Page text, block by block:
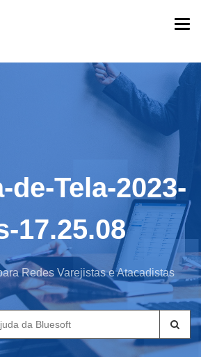
de-Tela-2023-
17.25.08
Redes Varejistas e Atacadistas